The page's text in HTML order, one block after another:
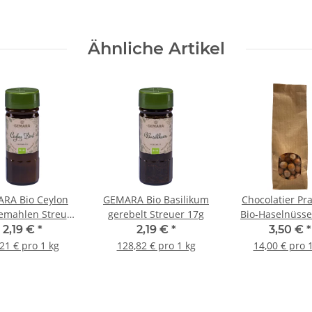
Ähnliche Artikel
Bio Ceylon
Streuer
28g
2,19 € *
€ pro 1 kg
GEMARA Bio Basilikum
gerebelt Streuer 17g
2,19 € *
128,82 € pro 1 kg
Chocolatier
Bio-
abgetütet á
3,50 € *
14,00 € pro